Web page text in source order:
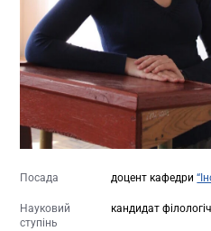
Посада доцент кафедри
Науковий
ступінь
кандидат